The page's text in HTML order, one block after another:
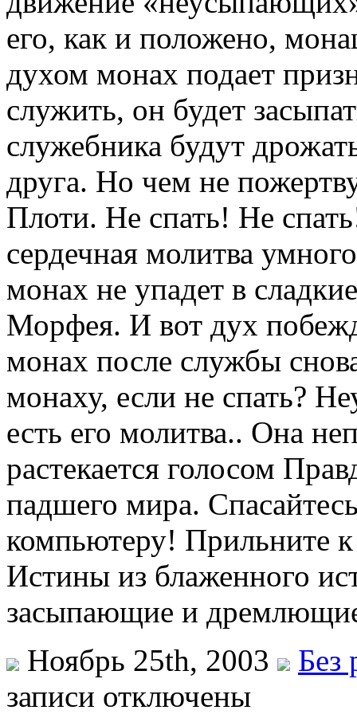
его, как и положено,
духом монах подает
служить, он будет
служебника будут
друга. Но чем не
Плоти. Не спать! Не
сердечная молитва
монах не упадет в
Морфея. И вот дух
монах после службы
монаху, если не спать?
есть его молитва.. Она
растекается голосом
падшего мира.
компьютеру! Прильните
Истины из блаженного
засыпающие и
Ноябрь 25th, 2003
Без
записи отключены